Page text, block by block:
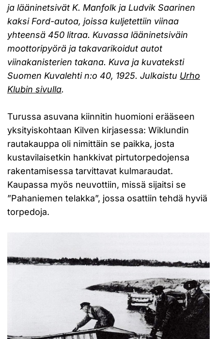
ja lääninetsivät K. Manfolk ja Ludvik Saarinen
kaksi Ford-autoa, joissa kuljetettiin viinaa
yhteensä 450 litraa. Kuvassa lääninetsiväin
moottoripyörä ja takavarikoidut autot
viinakanisterien takana. Kuva ja kuvateksti
Suomen Kuvalehti n:o 40, 1925. Julkaistu Urho
Klubin sivulla.
Turussa asuvana kiinnitin huomioni erääseen
yksityiskohtaan Kilven kirjasessa: Wiklundin
rautakauppa oli nimittäin se paikka, josta
kustavilaisetkin hankkivat pirtutorpedojensa
rakentamisessa tarvittavat kulmaraudat.
Kaupassa myös neuvottiin, missä sijaitsi se
”Pahaniemen telakka”, jossa osattiin tehdä hyviä
torpedoja.